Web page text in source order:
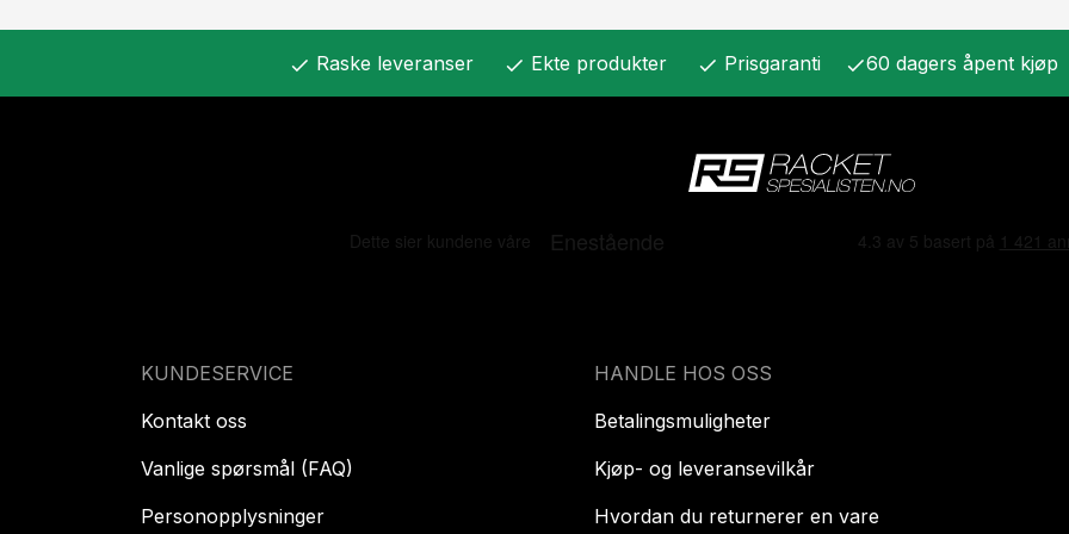
check Raske leveranser check Ekte produkter check Prisgaranti check60 dagers åpent kjøp
KUNDESERVICE
Kontakt oss
Vanlige spørsmål (FAQ)
Personopplysninger
HANDLE HOS OSS
Betalingsmuligheter
Kjøp- og leveransevilkår
Hvordan du returnerer en vare